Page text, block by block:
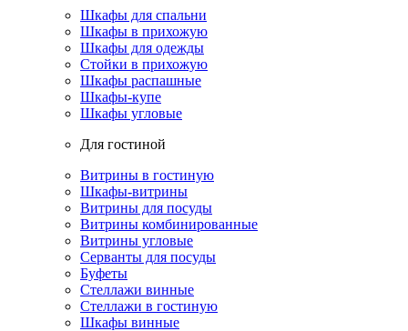
Шкафы для спальни
Шкафы в прихожую
Шкафы для одежды
Стойки в прихожую
Шкафы распашные
Шкафы-купе
Шкафы угловые
Для гостиной
Витрины в гостиную
Шкафы-витрины
Витрины для посуды
Витрины комбинированные
Витрины угловые
Серванты для посуды
Буфеты
Стеллажи винные
Стеллажи в гостиную
Шкафы винные